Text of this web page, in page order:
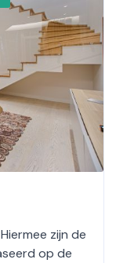
zijn de
op de